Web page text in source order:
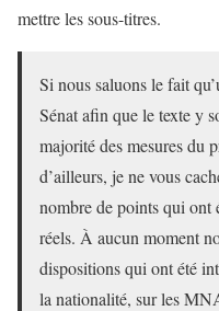
mettre les sous-titres.
Si nous saluons le fait
Sénat afin que le texte y
majorité des mesures du
d’ailleurs, je ne vous
nombre de points qui ont
réels. À aucun moment
dispositions qui ont été
la nationalité, sur les